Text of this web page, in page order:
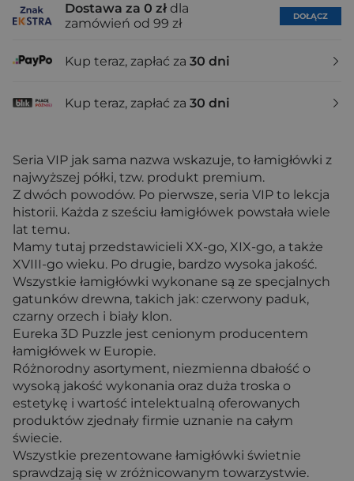
Dostawa za 0 zł dla
zamówień od 99 zł
DOŁĄCZ
Kup teraz, zapłać za 30 dni
Kup teraz, zapłać za 30 dni
Seria VIP jak sama nazwa wskazuje, to łamigłówki z
najwyższej półki, tzw. produkt premium.
Z dwóch powodów. Po pierwsze, seria VIP to lekcja
historii. Każda z sześciu łamigłówek powstała wiele
lat temu.
Mamy tutaj przedstawicieli XX-go, XIX-go, a także
XVIII-go wieku. Po drugie, bardzo wysoka jakość.
Wszystkie łamigłówki wykonane są ze specjalnych
gatunków drewna, takich jak: czerwony paduk,
czarny orzech i biały klon.
Eureka 3D Puzzle jest cenionym producentem
łamigłówek w Europie.
Różnorodny asortyment, niezmienna dbałość o
wysoką jakość wykonania oraz duża troska o
estetykę i wartość intelektualną oferowanych
produktów zjednały firmie uznanie na całym
świecie.
Wszystkie prezentowane łamigłówki świetnie
sprawdzają się w zróżnicowanym towarzystwie.